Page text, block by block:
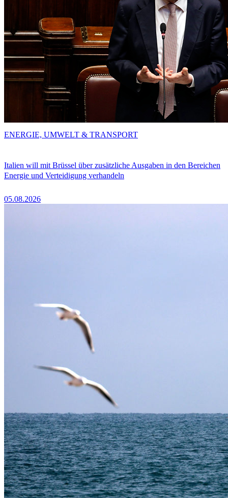
Italien will mit Brüssel über zusätzliche Ausgaben in den Bereichen
Energie und Verteidigung verhandeln
05.08.2026
ENERGIE, UMWELT & TRANSPORT